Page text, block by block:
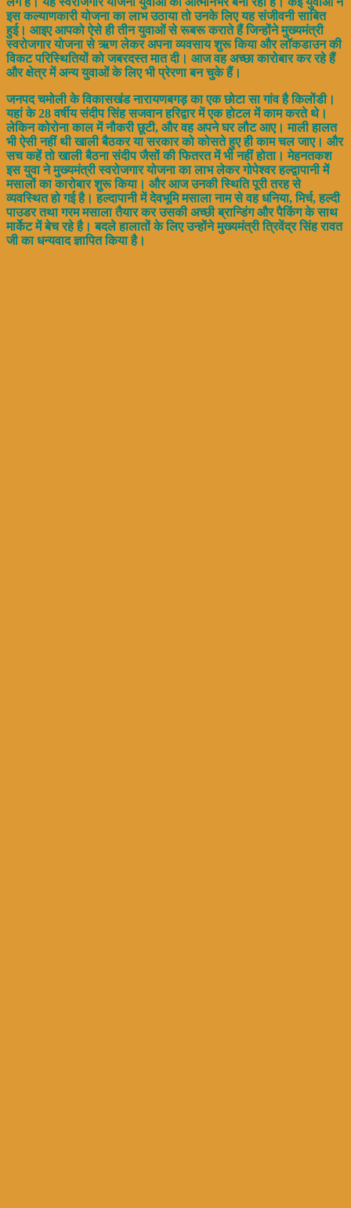
इस कल्याणकारी योजना का लाभ उठाया तो उनके लिए यह संजीवनी साबित
हुई। आइए आपको ऐसे ही तीन युवाओं से रूबरू कराते हैं जिन्होंने मुख्यमंत्री
स्वरोजगार योजना से ऋण लेकर अपना व्यवसाय शुरू किया और लॉकडाउन की
विकट परिस्थितियों को जबरदस्त मात दी। आज वह अच्छा कारोबार कर रहे हैं
और क्षेत्र में अन्य युवाओं के लिए भी प्रेरणा बन चुके हैं।
जनपद चमोली के विकासखंड नारायणबगड़ का एक छोटा सा गांव है किलोंडी।
यहां के 28 वर्षीय संदीप सिंह सजवान हरिद्वार में एक होटल में काम करते थे।
लेकिन कोरोना काल में नौकरी छूटी, और वह अपने घर लौट आए। माली हालत
भी ऐसी नहीं थी खाली बैठकर या सरकार को कोसते हुए ही काम चल जाए। और
सच कहें तो खाली बैठना संदीप जैसों की फितरत में भी नहीं होता। मेहनतकश
इस युवा ने मुख्यमंत्री स्वरोजगार योजना का लाभ लेकर गोपेश्वर हल्द्वापानी में
मसालों का कारोबार शुरू किया। और आज उनकी स्थिति पूरी तरह से
व्यवस्थित हो गई है। हल्दापानी में देवभूमि मसाला नाम से वह धनिया, मिर्च, हल्दी
पाउडर तथा गरम मसाला तैयार कर उसकी अच्छी ब्रान्डिंग और पैकिंग के साथ
मार्केट में बेच रहे है। बदले हालातों के लिए उन्होंने मुख्यमंत्री त्रिवेंद्र सिंह रावत
जी का धन्यवाद ज्ञापित किया है।